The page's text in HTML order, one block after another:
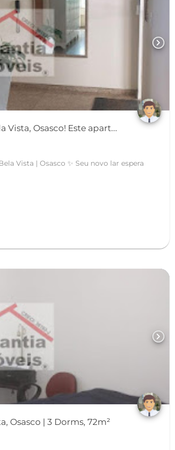
chevron_right
Vista, Osasco! Este apart...
✨ Seu novo lar espera
chevron_right
Osasco | 3 Dorms, 72m²